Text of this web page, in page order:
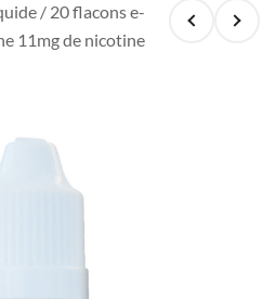
/ 20 flacons e-
11mg de nicotine